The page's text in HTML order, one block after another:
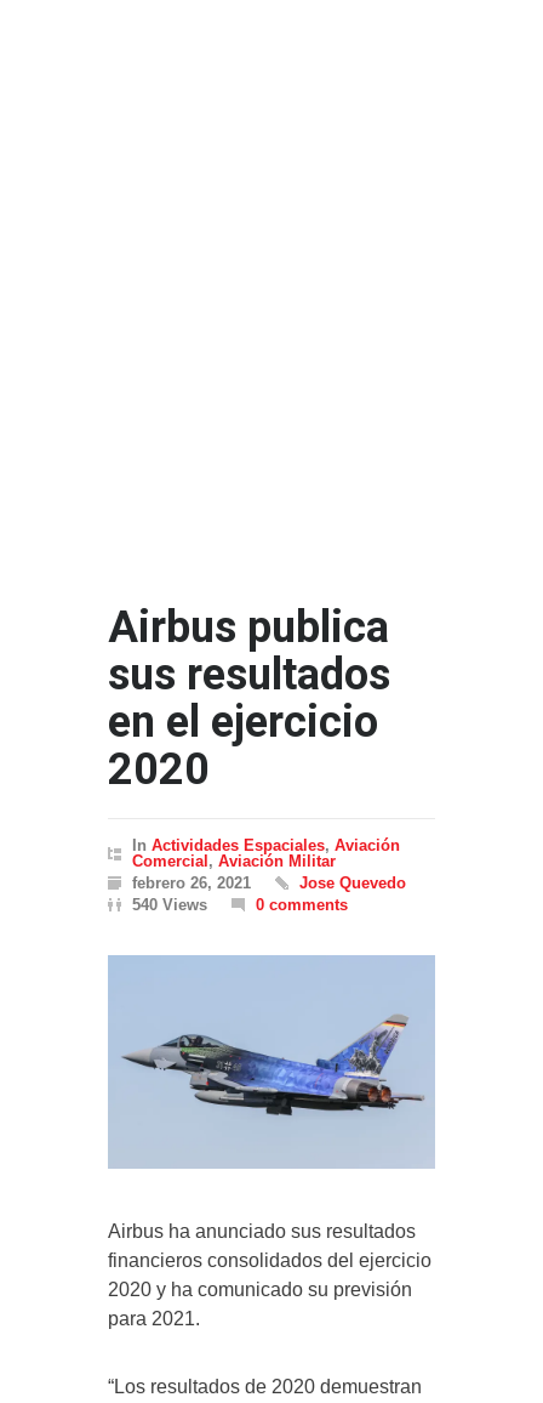
Airbus publica
sus resultados
en el ejercicio
2020
In Actividades Espaciales, Aviación
Comercial , Aviación Militar
febrero 26, 2021
Jose Quevedo
540 Views
0 comments
Airbus ha anunciado sus resultados
financieros consolidados del ejercicio
2020 y ha comunicado su previsión
para 2021.
“Los resultados de 2020 demuestran